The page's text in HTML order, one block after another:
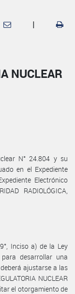
|
NUCLEAR
N° 24.804 y su
en el Expediente
Electrónico
RADIOLÓGICA,
Inciso a) de la Ley
desarrollar una
ajustarse a las
NUCLEAR
el otorgamiento de